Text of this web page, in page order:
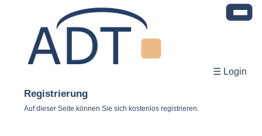
☰ Login
Registrierung
Auf dieser Seite können Sie sich kostenlos registrieren.